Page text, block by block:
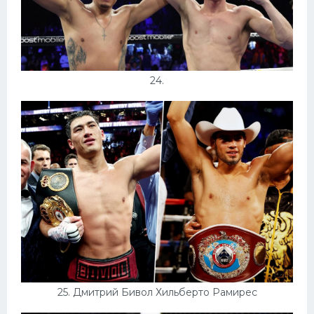
24.
25. Дмитрий Бивол Хильберто Рамирес